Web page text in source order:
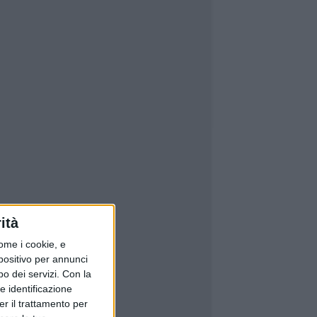
i cookie, e
per annunci
dei servizi. Con la
identificazione
il trattamento per